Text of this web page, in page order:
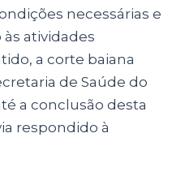
necessárias e
atividades
a corte baiana
de Saúde do
a conclusão desta
respondido à